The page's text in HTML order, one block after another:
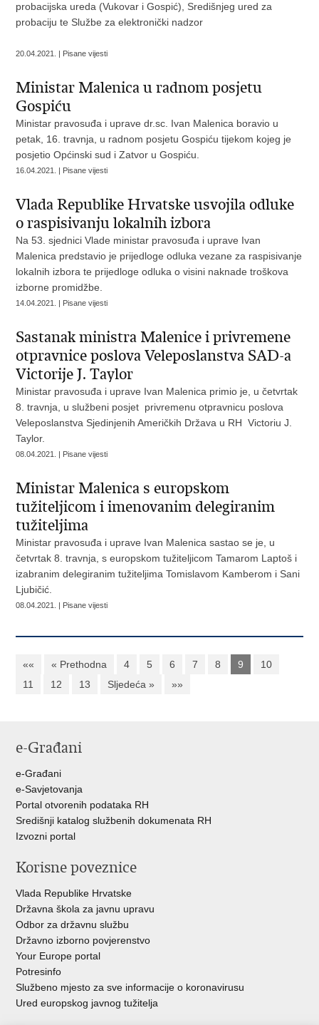
probacijska ureda (Vukovar i Gospić), Središnjeg ured za
probaciju te Službe za elektronički nadzor
20.04.2021. | Pisane vijesti
Ministar Malenica u radnom posjetu
Gospiću
Ministar pravosuđa i uprave dr.sc. Ivan Malenica boravio u
petak, 16. travnja, u radnom posjetu Gospiću tijekom kojeg je
posjetio Općinski sud i Zatvor u Gospiću.
16.04.2021. | Pisane vijesti
Vlada Republike Hrvatske usvojila odluke
o raspisivanju lokalnih izbora
Na 53. sjednici Vlade ministar pravosuđa i uprave Ivan
Malenica predstavio je prijedloge odluka vezane za raspisivanje
lokalnih izbora te prijedloge odluka o visini naknade troškova
izborne promidžbe.
14.04.2021. | Pisane vijesti
Sastanak ministra Malenice i privremene
otpravnice poslova Veleposlanstva SAD-a
Victorije J. Taylor
Ministar pravosuđa i uprave Ivan Malenica primio je, u četvrtak
8. travnja, u službeni posjet privremenu otpravnicu poslova
Veleposlanstva Sjedinjenih Američkih Država u RH Victoriu J.
Taylor.
08.04.2021. | Pisane vijesti
Ministar Malenica s europskom
tužiteljicom i imenovanim delegiranim
tužiteljima
Ministar pravosuđa i uprave Ivan Malenica sastao se je, u
četvrtak 8. travnja, s europskom tužiteljicom Tamarom Laptoš i
izabranim delegiranim tužiteljima Tomislavom Kamberom i Sani
Ljubičić.
08.04.2021. | Pisane vijesti
«« « Prethodna 4 5 6 7 8 9
10
11
12 13 Sljedeća » »»
e-Građani
e-Građani
e-Savjetovanja
Portal otvorenih podataka RH
Središnji katalog službenih dokumenata RH
Izvozni portal
Korisne poveznice
Vlada Republike Hrvatske
Državna škola za javnu upravu
Odbor za državnu službu
Državno izborno povjerenstvo
Your Europe portal
Potresinfo
Službeno mjesto za sve informacije o koronavirusu
Ured europskog javnog tužitelja